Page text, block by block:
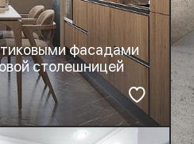
фасадами
столешницей
столешницы: